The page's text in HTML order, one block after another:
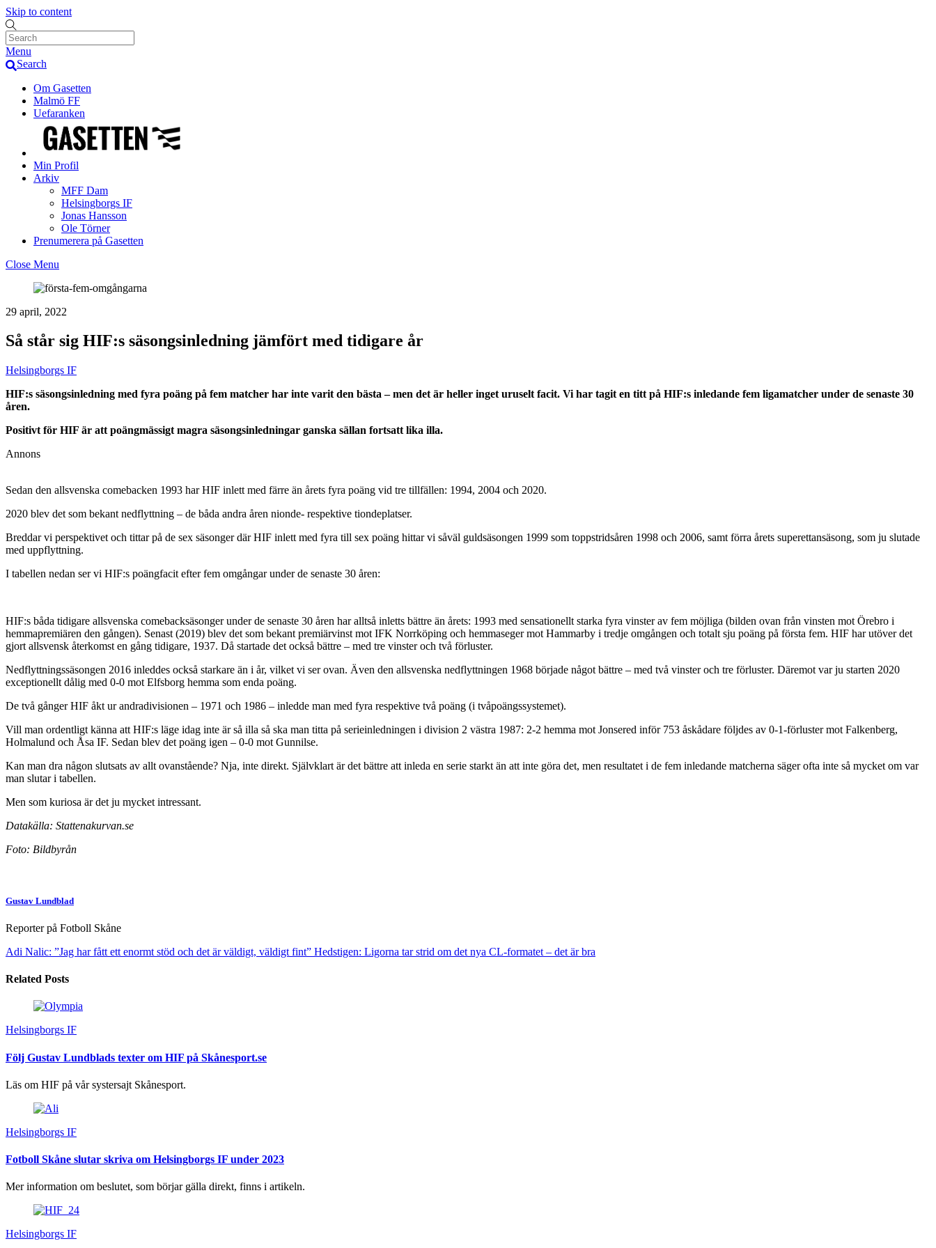
Skip to content
Menu
Search
Om Gasetten
Malmö FF
Uefaranken
Min Profil
Arkiv
MFF Dam
Helsingborgs IF
Jonas Hansson
Ole Törner
Prenumerera på Gasetten
Close Menu
29 april, 2022
Så står sig HIF:s säsongsinledning jämfört med tidigare år
Helsingborgs IF
HIF:s säsongsinledning med fyra poäng på fem matcher har inte varit den bästa – men det är heller inget uruselt facit. Vi har tagit en titt på HIF:s inledande fem ligamatcher under de senaste 30
åren.
Positivt för HIF är att poängmässigt magra säsongsinledningar ganska sällan fortsatt lika illa.
Annons
Sedan den allsvenska comebacken 1993 har HIF inlett med färre än årets fyra poäng vid tre tillfällen: 1994, 2004 och 2020.
2020 blev det som bekant nedflyttning – de båda andra åren nionde- respektive tiondeplatser.
Breddar vi perspektivet och tittar på de sex säsonger där HIF inlett med fyra till sex poäng hittar vi såväl guldsäsongen 1999 som toppstridsåren 1998 och 2006, samt förra årets superettansäsong, som ju slutade
med uppflyttning.
I tabellen nedan ser vi HIF:s poängfacit efter fem omgångar under de senaste 30 åren:
HIF:s båda tidigare allsvenska comebacksäsonger under de senaste 30 åren har alltså inletts bättre än årets: 1993 med sensationellt starka fyra vinster av fem möjliga (bilden ovan från vinsten mot Örebro i
hemmapremiären den gången). Senast (2019) blev det som bekant premiärvinst mot IFK Norrköping och hemmaseger mot Hammarby i tredje omgången och totalt sju poäng på första fem. HIF har utöver det
gjort allsvensk återkomst en gång tidigare, 1937. Då startade det också bättre – med tre vinster och två förluster.
Nedflyttningssäsongen 2016 inleddes också starkare än i år, vilket vi ser ovan. Även den allsvenska nedflyttningen 1968 började något bättre – med två vinster och tre förluster. Däremot var ju starten 2020
exceptionellt dålig med 0-0 mot Elfsborg hemma som enda poäng.
De två gånger HIF åkt ur andradivisionen – 1971 och 1986 – inledde man med fyra respektive två poäng (i tvåpoängssystemet).
Vill man ordentligt känna att HIF:s läge idag inte är så illa så ska man titta på serieinledningen i division 2 västra 1987: 2-2 hemma mot Jonsered inför 753 åskådare följdes av 0-1-förluster mot Falkenberg,
Holmalund och Åsa IF. Sedan blev det poäng igen – 0-0 mot Gunnilse.
Kan man dra någon slutsats av allt ovanstående? Nja, inte direkt. Självklart är det bättre att inleda en serie starkt än att inte göra det, men resultatet i de fem inledande matcherna säger ofta inte så mycket om var
man slutar i tabellen.
Men som kuriosa är det ju mycket intressant.
Datakälla: Stattenakurvan.se
Foto: Bildbyrån
Gustav Lundblad
Reporter på Fotboll Skåne
Adi Nalic: ”Jag har fått ett enormt stöd och det är väldigt, väldigt fint” Hedstigen: Ligorna tar strid om det nya CL-formatet – det är bra
Related Posts
Helsingborgs IF
Följ Gustav Lundblads texter om HIF på Skånesport.se
Läs om HIF på vår systersajt Skånesport.
Helsingborgs IF
Fotboll Skåne slutar skriva om Helsingborgs IF under 2023
Mer information om beslutet, som börjar gälla direkt, finns i artikeln.
Helsingborgs IF